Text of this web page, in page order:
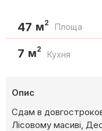
47 м2 Площа
7 м2
Кухня
Опис
Сдам в
Лісовому масиві,